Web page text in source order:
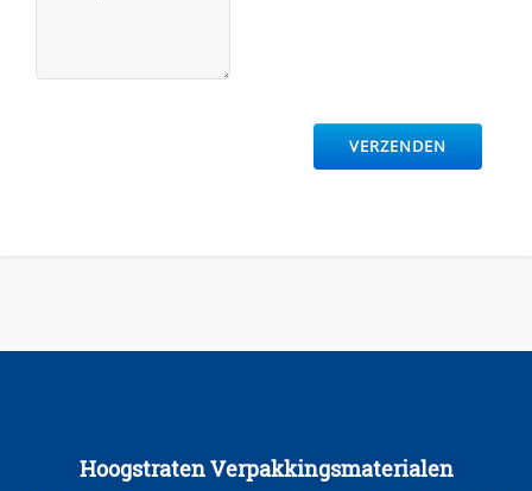
Hoogstraten Verpakkingsmaterialen